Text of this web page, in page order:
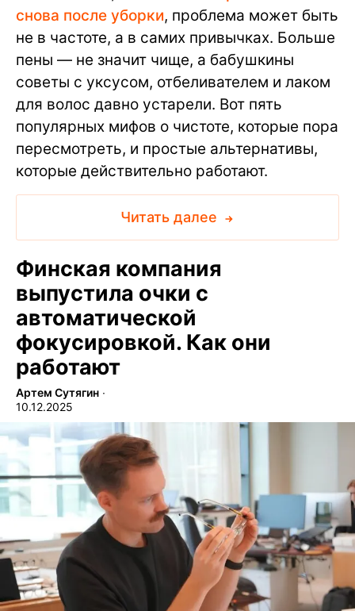
снова после уборки, проблема может быть
не в частоте, а в самих привычках. Больше
пены — не значит чище, а бабушкины
советы с уксусом, отбеливателем и лаком
для волос давно устарели. Вот пять
популярных мифов о чистоте, которые пора
пересмотреть, и простые альтернативы,
которые действительно работают.
Читать далее
Финская компания
выпустила очки с
автоматической
фокусировкой. Как они
работают
Артем Сутягин ∙
10.12.2025